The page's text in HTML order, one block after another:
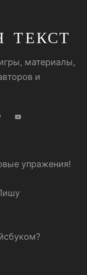
ТЕКСТ
материалы,
и
упражения!